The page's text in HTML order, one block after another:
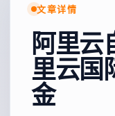
文章详情
阿里云
里云国
金